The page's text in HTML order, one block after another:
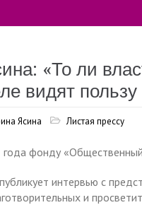
«То ли
видят
Ясина Листая прессу
фонду «Общественный
интервью с
и